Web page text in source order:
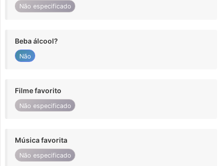
Não especificado
Beba álcool?
Não
Filme favorito
Não especificado
Música favorita
Não especificado